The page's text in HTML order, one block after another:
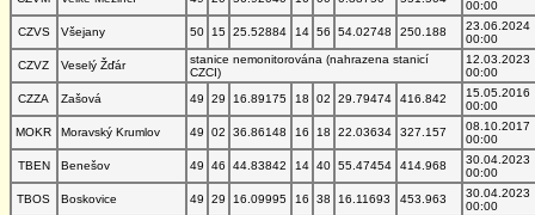
00:00
CZVS
Všejany 50 15 25.52884 14 56 54.02748 250.188
23.06.2024
00:00
CZVZ
Veselý Žďár
stanice nemonitorována (nahrazena stanicí
CZCI)
12.03.2023
00:00
CZZA
Zašová 49 29 16.89175 18 02 29.79474 416.842
15.05.2016
00:00
MOKR
Moravský Krumlov 49 02 36.86148 16 18 22.03634 327.157
08.10.2017
00:00
TBEN
Benešov 49 46 44.83842 14 40 55.47454 414.968
30.04.2023
00:00
TBOS
Boskovice 49 29 16.09995 16 38 16.11693 453.963
30.04.2023
00:00